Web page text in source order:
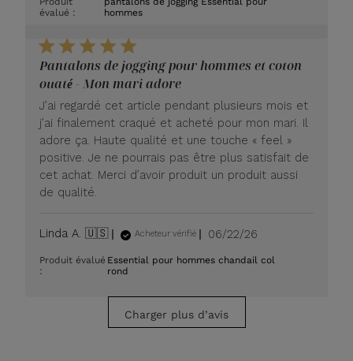
publication
évalué :
hommes
Pantalons de jogging pour hommes et coton
ouaté - Mon mari adore
J’ai regardé cet article pendant plusieurs mois et
j’ai finalement craqué et acheté pour mon mari. Il
adore ça. Haute qualité et une touche « feel »
positive. Je ne pourrais pas être plus satisfait de
cet achat. Merci d’avoir produit un produit aussi
de qualité.
Linda A. 🇺🇸 Acheteur vérifié
Date
publication
06/22/26
Produit évalué
:
Essential pour hommes chandail col
rond
Charger plus d’avis